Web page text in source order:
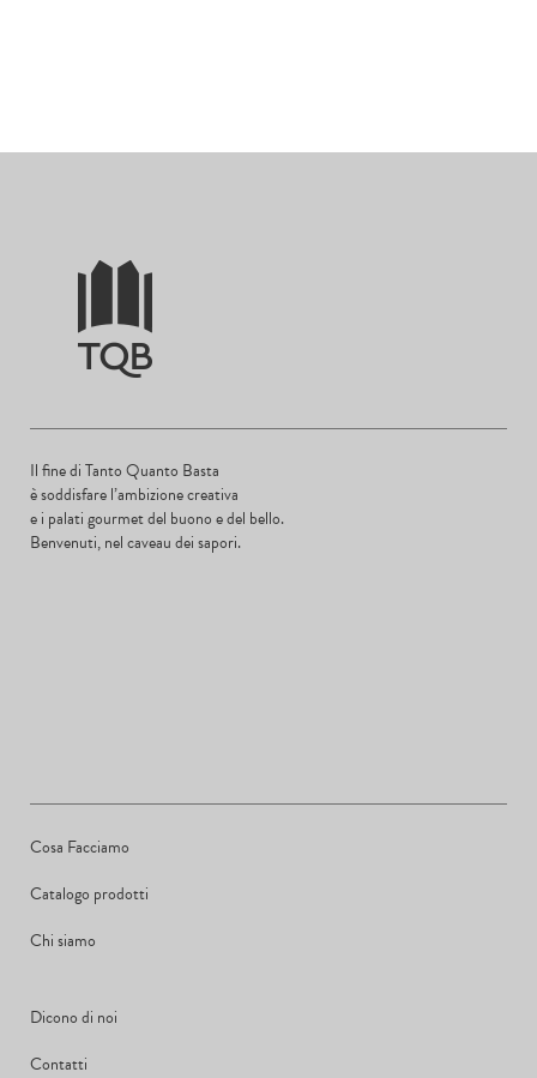
Il fine di Tanto Quanto Basta
è soddisfare l’ambizione creativa
e i palati gourmet del buono e del bello.
Benvenuti, nel caveau dei sapori.
Cosa Facciamo
Catalogo prodotti
Chi siamo
Dicono di noi
Contatti